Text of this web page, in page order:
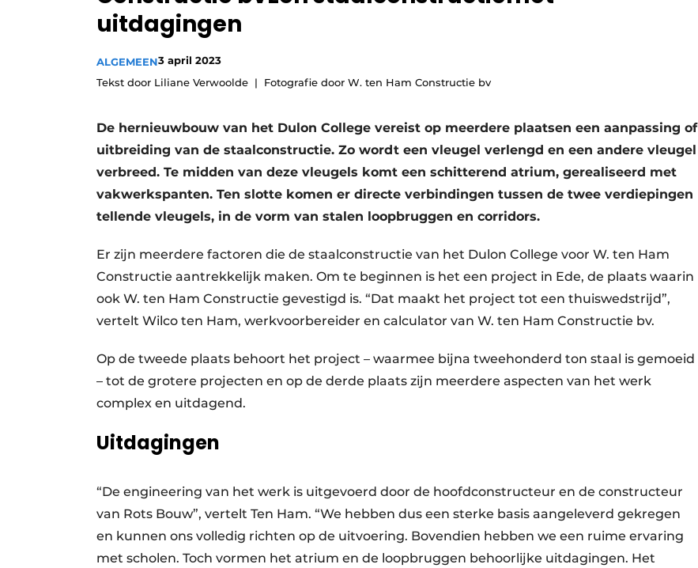
Podcasts
metadata
Vacatures
Video’s
uitdagingen
ALGEMEEN3 april 2023
Tekst door Liliane Verwoolde
Fotografie door W. ten Ham Constructie bv
De hernieuwbouw van het Dulon College vereist op meerdere plaatsen een aanpassing of
uitbreiding van de staalconstructie. Zo wordt een vleugel verlengd en een andere vleugel
verbreed. Te midden van deze vleugels komt een schitterend atrium, gerealiseerd met
vakwerkspanten. Ten slotte komen er directe verbindingen tussen de twee verdiepingen
tellende vleugels, in de vorm van stalen loopbruggen en corridors.
Er zijn meerdere factoren die de staalconstructie van het Dulon College voor W. ten Ham
Constructie aantrekkelijk maken. Om te beginnen is het een project in Ede, de plaats waarin
ook W. ten Ham Constructie gevestigd is. “Dat maakt het project tot een thuiswedstrijd”,
vertelt Wilco ten Ham, werkvoorbereider en calculator van W. ten Ham Constructie bv.
Op de tweede plaats behoort het project – waarmee bijna tweehonderd ton staal is gemoeid
– tot de grotere projecten en op de derde plaats zijn meerdere aspecten van het werk
complex en uitdagend.
Uitdagingen
“De engineering van het werk is uitgevoerd door de hoofdconstructeur en de constructeur
van Rots Bouw”, vertelt Ten Ham. “We hebben dus een sterke basis aangeleverd gekregen
en kunnen ons volledig richten op de uitvoering. Bovendien hebben we een ruime ervaring
met scholen. Toch vormen het atrium en de loopbruggen behoorlijke uitdagingen. Het